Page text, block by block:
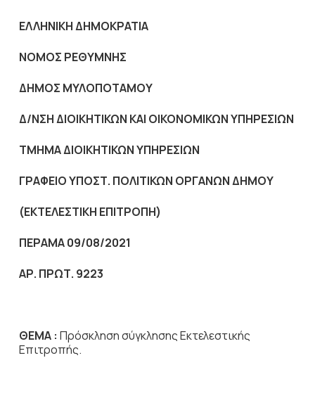
ΕΛΛΗΝΙΚΗ ΔΗΜΟΚΡΑΤΙΑ
NOMOΣ ΡΕΘΥΜΝΗΣ
ΔΗΜΟΣ ΜΥΛΟΠΟΤΑΜΟΥ
Δ/ΝΣΗ ΔΙΟΙΚΗΤΙΚΩΝ ΚΑΙ ΟΙΚΟΝΟΜΙΚΩΝ ΥΠΗΡΕΣΙΩΝ
ΤΜΗΜΑ ΔΙΟΙΚΗΤΙΚΩΝ ΥΠΗΡΕΣΙΩΝ
ΓΡΑΦΕΙΟ ΥΠΟΣΤ. ΠΟΛΙΤΙΚΩΝ ΟΡΓΑΝΩΝ ΔΗΜΟΥ
(ΕΚΤΕΛΕΣΤΙΚΗ ΕΠΙΤΡΟΠΗ)
ΠΕΡΑΜΑ 09/08/2021
ΑΡ. ΠΡΩΤ. 9223
ΘΕΜΑ : Πρόσκληση σύγκλησης Εκτελεστικής
Επιτροπής.